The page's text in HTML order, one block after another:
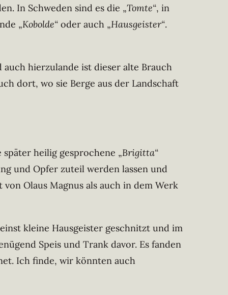
In Schweden sind es die „Tomte“, in
„Kobolde“oder auch „Hausgeister“.
hierzulande ist dieser alte Brauch
dort, wo sie Berge aus der Landschaft
später heilig gesprochene „Brigitta“
und Opfer zuteil werden lassen und
Olaus Magnus als auch in dem Werk
kleine Hausgeister geschnitzt und im
Speis und Trank davor. Es fanden
Ich finde, wir könnten auch